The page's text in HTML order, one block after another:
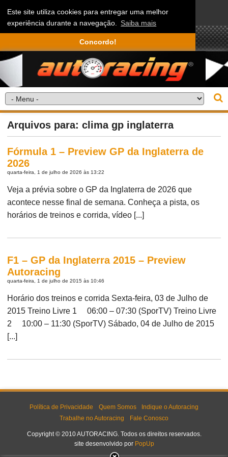
Este site utiliza cookies para entregar uma melhor
experiência durante a navegação. Saiba mais
Concordo!
Arquivos para: clima gp inglaterra
Fórmula 1 – Preview GP da Inglaterra de
2026
quarta-feira, 1 de julho de 2026 às 13:22
Veja a prévia sobre o GP da Inglaterra de 2026 que
acontece nesse final de semana. Conheça a pista, os
horários de treinos e corrida, vídeo [...]
F1 – GP da Inglaterra 2015 – Preview
Autoracing
quarta-feira, 1 de julho de 2015 às 10:46
Horário dos treinos e corrida Sexta-feira, 03 de Julho de
2015 Treino Livre 1 06:00 – 07:30 (SporTV) Treino Livre
2 10:00 – 11:30 (SporTV) Sábado, 04 de Julho de 2015
[...]
Política de Privacidade Quem Somos
Indique o Autoracing
Trabalhe no Autoracing
Fale Conosco
Copyright © 2010 AUTORACING. Todos os direitos reservados.
site desenvolvido por PopUp